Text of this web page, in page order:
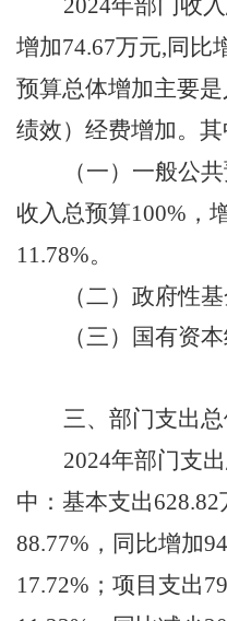
2024年部门收
增加74.67万元,同比
预算总体增加主要是
绩效） 经费增加。 其
（一） 一般公
收入总预算100%，
11.78%。
（二） 政府性
（三） 国有资
三、 部门支出
2024年部门支
中：基本支出628.82
88.77%，同比增加
17.72%；项目支出